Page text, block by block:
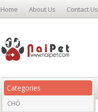
Home About Us Contact Us
Categories
CHÓ